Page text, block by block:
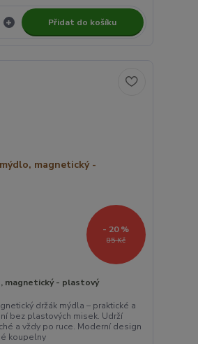
Přidat do košíku
85 Kč
- 20 %
magnetický - plastový
držák mýdla – praktické a
bez plastových misek. Udrží
a vždy po ruce. Moderní design
koupelny